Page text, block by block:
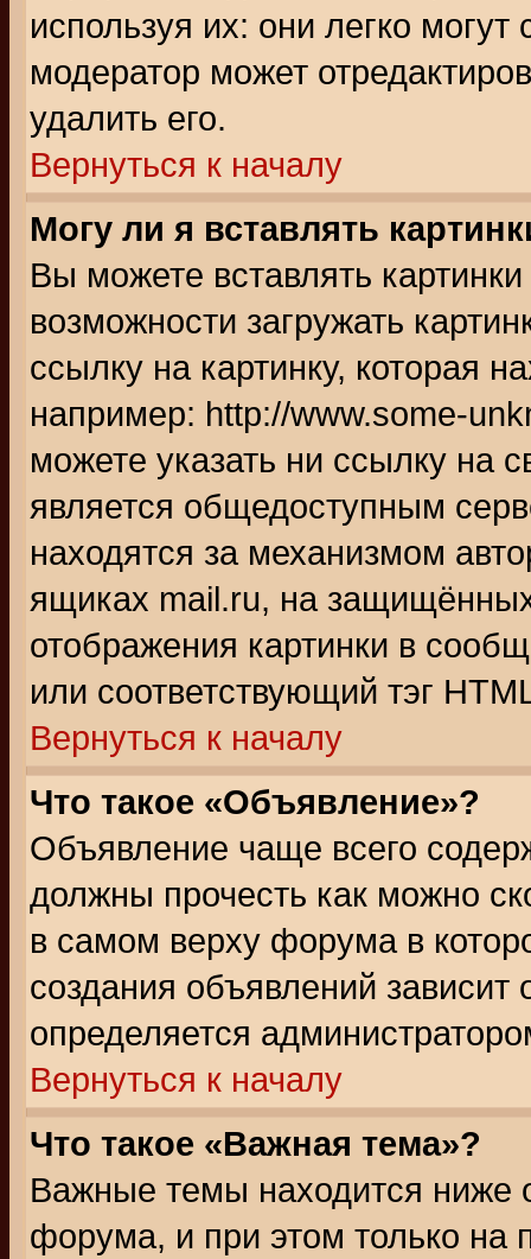
используя их: они легко
модератор может
удалить его.
Вернуться к началу
Могу ли я вставлять
Вы можете вставлять
возможности загружать
ссылку на картинку, которая
например: http://www.some-
можете указать ни ссылку на
является общедоступным
находятся за механизмом
ящиках mail.ru, на
отображения картинки в
или соответствующий тэг
Вернуться к началу
Что такое «Объявление»?
Объявление чаще всего
должны прочесть как можно
в самом верху форума в
создания объявлений зависит
определяется
Вернуться к началу
Что такое «Важная тема»?
Важные темы находится ниже
форума, и при этом только на